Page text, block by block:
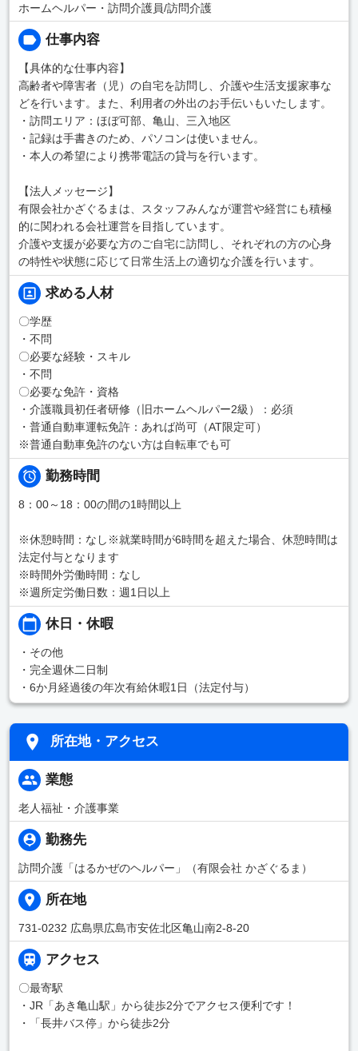
ホームヘルパー・訪問介護員/訪問介護
仕事内容
【具体的な仕事内容】
高齢者や障害者（児）の自宅を訪問し、介護や生活支援家事な
どを行います。また、利用者の外出のお手伝いもいたします。
・訪問エリア：ほぼ可部、亀山、三入地区
・記録は手書きのため、パソコンは使いません。
・本人の希望により携帯電話の貸与を行います。
【法人メッセージ】
有限会社かざぐるまは、スタッフみんなが運営や経営にも積極
的に関われる会社運営を目指しています。
介護や支援が必要な方のご自宅に訪問し、それぞれの方の心身
の特性や状態に応じて日常生活上の適切な介護を行います。
求める人材
〇学歴
・不問
〇必要な経験・スキル
・不問
〇必要な免許・資格
・介護職員初任者研修（旧ホームヘルパー2級）：必須
・普通自動車運転免許：あれば尚可（AT限定可）
※普通自動車免許のない方は自転車でも可
勤務時間
8：00～18：00の間の1時間以上
※休憩時間：なし※就業時間が6時間を超えた場合、休憩時間は
法定付与となります
※時間外労働時間：なし
※週所定労働日数：週1日以上
休日・休暇
・その他
・完全週休二日制
・6か月経過後の年次有給休暇1日（法定付与）
所在地・アクセス
業態
老人福祉・介護事業
勤務先
訪問介護「はるかぜのヘルパー」（有限会社 かざぐるま）
所在地
731-0232 広島県広島市安佐北区亀山南2-8-20
アクセス
〇最寄駅
・JR「あき亀山駅」から徒歩2分でアクセス便利です！
・「長井バス停」から徒歩2分